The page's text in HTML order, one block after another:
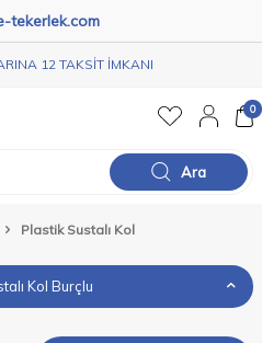
tekerlek.com
12 TAKSİT İMKANI
Ara
0
Plastik Sustalı Kol
Kol Burçlu